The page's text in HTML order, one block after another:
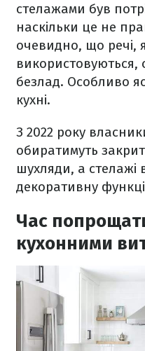
стелажами був
наскільки це не
очевидно, що речі,
безлад. Особливо
кухні.
З 2022 року
обиратимуть
шухляди, а
декоративну
Час
кухонними